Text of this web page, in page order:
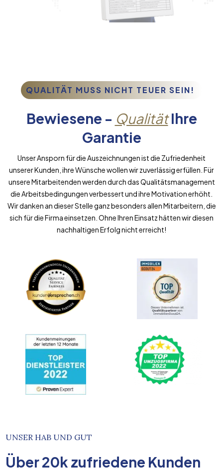
QUALITÄT MUSS NICHT TEUER SEIN!
Bewiesene - QualitätIhre
Garantie
Unser Ansporn für die Auszeichnungen ist die Zufriedenheit
unserer Kunden, ihre Wünsche wollen wir zuverlässig erfüllen. Für
unsere Mitarbeitenden werden durch das Qualitätsmanagement
die Arbeitsbedingungen verbessert und ihre Motivation erhöht.
Wir danken an dieser Stelle ganz besonders allen Mitarbeitern, die
sich für die Firma einsetzen. Ohne Ihren Einsatz hätten wir diesen
nachhaltigen Erfolg nicht erreicht!
UNSER HAB UND GUT
Über20k zufriedene Kunden